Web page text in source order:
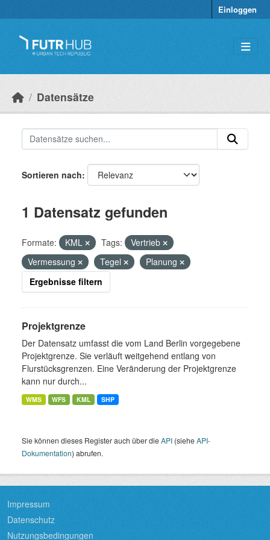
Einloggen
Datensätze
Sortieren nach
1 Datensatz gefunden
Formate: KML Tags:
Vertrieb
Vermessung
Tegel
Planung
Ergebnisse filtern
Projektgrenze
Der Datensatz umfasst die vom Land Berlin vorgegebene
Projektgrenze. Sie verläuft weitgehend entlang von
Flurstücksgrenzen. Eine Veränderung der Projektgrenze
kann nur durch...
WMS WFS KML SHP
Sie können dieses Register auch über dieAPI (sieheAPI-
Dokumentation) abrufen.
Impressum
Datenschutz
Nutzungsbedingungen